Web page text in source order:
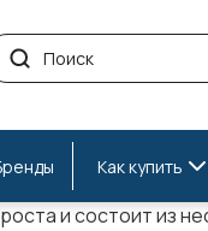
Как купить
и состоит из